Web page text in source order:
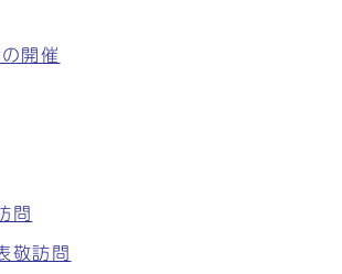
開催
問
敬訪問